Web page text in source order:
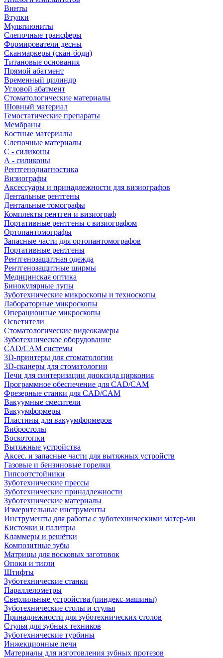
Винты
Втулки
Мультиюниты
Слепочные трансферы
Формирователи десны
Сканмаркеры (скан-боди)
Титановые основания
Прямой абатмент
Временный цилиндр
Угловой абатмент
Стоматологические материалы
Шовный материал
Гемостатические препараты
Мембраны
Костные материалы
Слепочные материалы
C - силиконы
А - силиконы
Рентгенодиагностика
Визиографы
Аксессуары и принадлежности для визиографов
Дентальные рентгены
Дентальные томографы
Комплекты рентген и визиограф
Портативные рентгены с визиографом
Ортопантомографы
Запасные части для ортопантомографов
Портативные рентгены
Рентгенозащитная одежда
Рентгенозащитные ширмы
Медицинская оптика
Бинокулярные лупы
Зуботехнические микроскопы и техноскопы
Лабораторные микроскопы
Операционные микроскопы
Осветители
Стоматологические видеокамеры
Зуботехническое оборудование
CAD/CAM системы
3D-принтеры для стоматологии
3D-сканеры для стоматологии
Печи для синтеризации диоксида циркония
Программное обеспечение для CAD/CAM
Фрезерные станки для CAD/CAM
Вакуумные смесители
Вакуумформеры
Пластины для вакуумформеров
Вибростолы
Воскотопки
Вытяжные устройства
Аксес. и запасные части для вытяжных устройств
Газовые и бензиновые горелки
Гипсоотстойники
Зуботехнические прессы
Зуботехнические принадлежности
Зуботехнические материалы
Измерительные инструменты
Инструменты для работы с зуботехническими матер-ми
Кисточки и палитры
Кламмеры и решётки
Композитные зубы
Матрицы для восковых заготовок
Опоки и тигли
Штифты
Зуботехнические станки
Параллелометры
Сверлильные устройства (пиндекс-машины)
Зуботехнические столы и стулья
Принадлежности для зуботехнических столов
Стулья для зубных техников
Зуботехнические турбины
Инжекционные печи
Материалы для изготовления зубных протезов